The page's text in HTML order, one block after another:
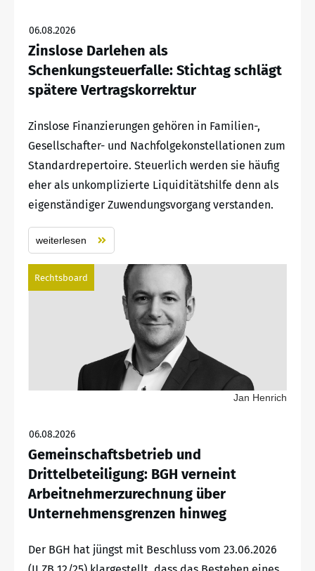
06.08.2026
Zinslose Darlehen als
Schenkungsteuerfalle: Stichtag schlägt
spätere Vertragskorrektur
Zinslose Finanzierungen gehören in Familien-,
Gesellschafter- und Nachfolgekonstellationen zum
Standardrepertoire. Steuerlich werden sie häufig
eher als unkomplizierte Liquiditätshilfe denn als
eigenständiger Zuwendungsvorgang verstanden.
weiterlesen
Rechtsboard
Jan Henrich
06.08.2026
Gemeinschaftsbetrieb und
Drittelbeteiligung: BGH verneint
Arbeitnehmerzurechnung über
Unternehmensgrenzen hinweg
Der BGH hat jüngst mit Beschluss vom 23.06.2026